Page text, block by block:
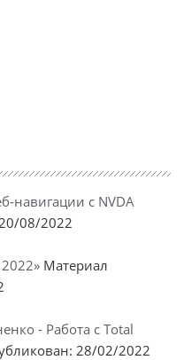
навигации с NVDA
08/2022
Материал
- Работа с Total
28/02/2022